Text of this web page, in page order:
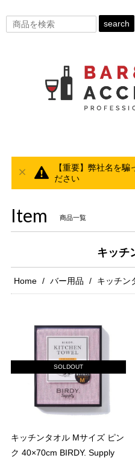
search
【重要】弊社名を騙
ださい
Item 商品一覧
キッチ
Home バー用品 キッチン
SOLDOUT
キッチンタオル Mサイズ ピン
ク 40×70cm BIRDY. Supply